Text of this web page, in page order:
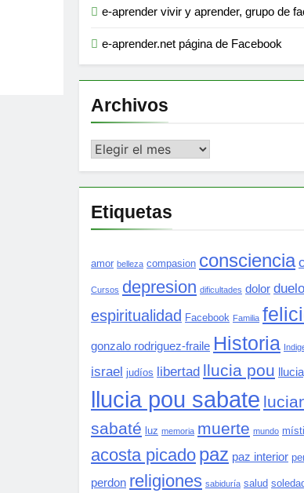
e-aprender vivir y aprender, grupo de
e-aprender.net página de Facebook
Archivos
Archivos
Etiquetas
amor belleza compasion consciencia
Cursos depresion dificultades dolor duelo
espiritualidad Facebook Familia
gonzalo rodriguez-fraile Historia
israel judíos libertad llucia pou
llucia pou sabate
sabaté luz memoria muerte mundo
acosta picado paz paz interior
perdon religiones sabiduría salud